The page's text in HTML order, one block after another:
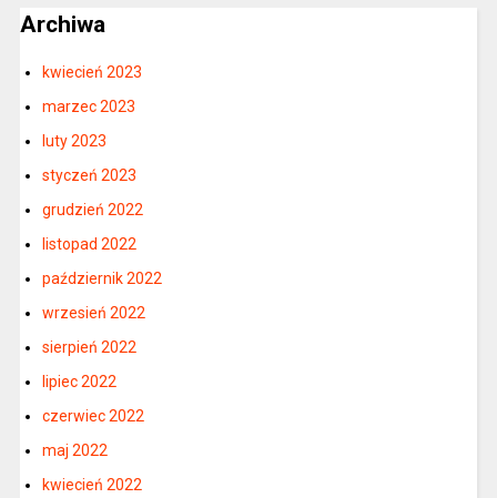
Archiwa
kwiecień 2023
marzec 2023
luty 2023
styczeń 2023
grudzień 2022
listopad 2022
październik 2022
wrzesień 2022
sierpień 2022
lipiec 2022
czerwiec 2022
maj 2022
kwiecień 2022